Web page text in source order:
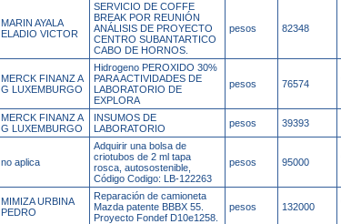
MARIN AYALA
ELADIO VICTOR
SERVICIO DE COFFE
BREAK POR REUNIÓN
ANÁLISIS DE PROYECTO
CENTRO SUBANTARTICO
CABO DE HORNOS.
pesos 82348
MERCK FINANZ A
G LUXEMBURGO
Hidrogeno PEROXIDO 30%
PARA ACTIVIDADES DE
LABORATORIO DE
EXPLORA
pesos 76574
MERCK FINANZ A
G LUXEMBURGO
INSUMOS DE
LABORATORIO
pesos 39393
no aplica
Adquirir una bolsa de
criotubos de 2 ml tapa
rosca, autosostenible,
Código Codigo: LB-122263
pesos 95000
MIMIZA URBINA
PEDRO
Reparación de camioneta
Mazda patente BBBX 55.
Proyecto Fondef D10e1258.
pesos 132000